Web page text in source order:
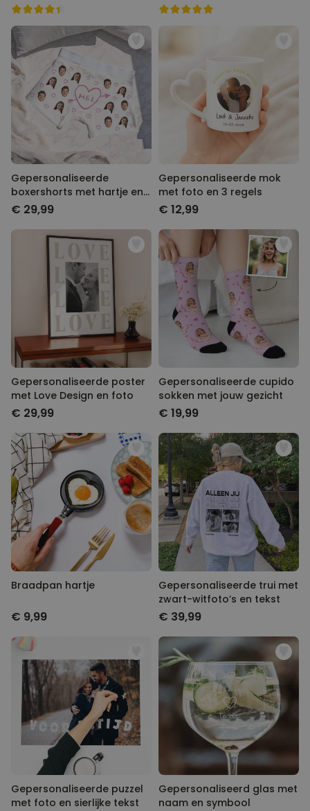
Gepersonaliseerde
boxershorts met hartje en
initialen
€ 29,99
Gepersonaliseerde mok
met foto en 3 regels
€ 12,99
Gepersonaliseerde poster
met Love Design en foto
€ 29,99
Gepersonaliseerde cupido
sokken met jouw gezicht
€ 19,99
Braadpan hartje
€ 9,99
Gepersonaliseerde trui met
zwart-witfoto’s en tekst
€ 39,99
Gepersonaliseerde puzzel
met foto en sierlijke tekst
Gepersonaliseerd glas met
naam en symbool